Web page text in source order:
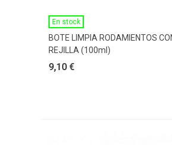
En stock
BOTE LIMPIA RODAMIENTOS
REJILLA (100ml)
9,10 €